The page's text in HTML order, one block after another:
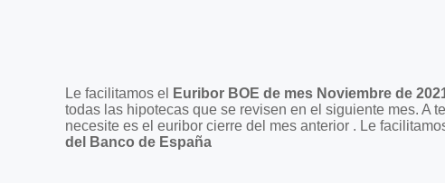
Le facilitamos el Euribor BOE de mes Noviembre de
todas las hipotecas que se revisen en el siguiente mes. A
necesite es el euribor cierre del mes anterior . Le
del Banco de España